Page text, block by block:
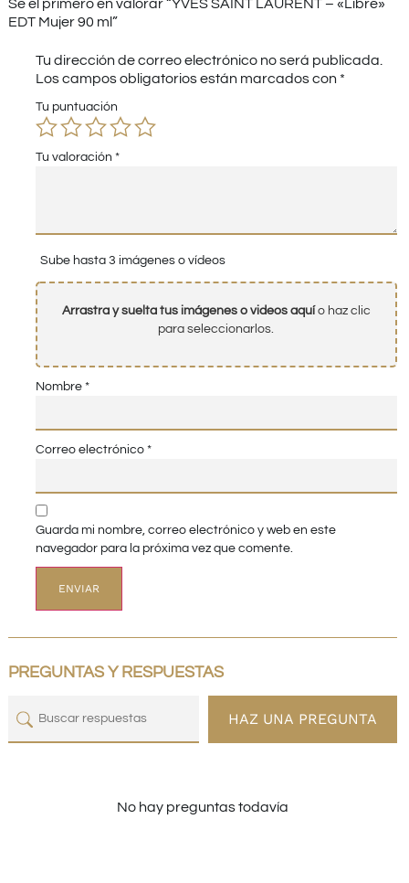
Sé el primero en valorar “YVES SAINT LAURENT – «Libre»
EDT Mujer 90 ml”
Tu dirección de correo electrónico no será publicada.
Los campos obligatorios están marcados con *
Tu puntuación
Tu valoración *
Sube hasta 3 imágenes o vídeos
Arrastra y suelta tus imágenes o videos aquío haz clic
para seleccionarlos.
Nombre *
Correo electrónico *
Guarda mi nombre, correo electrónico y web en este
navegador para la próxima vez que comente.
PREGUNTAS Y RESPUESTAS
HAZ UNA PREGUNTA
No hay preguntas todavía